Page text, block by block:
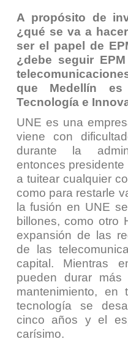
A propósito de
¿qué se va a
ser el papel de
¿debe seguir
que Medellín
Tecnología e
UNE es una
viene con
durante la
entonces
a tuitear cualquier
como para restarle
la fusión en UNE
billones, como otro
expansión de las
de las
capital. Mientras
pueden durar
mantenimiento, en
tecnología se
cinco años y el
carísimo.